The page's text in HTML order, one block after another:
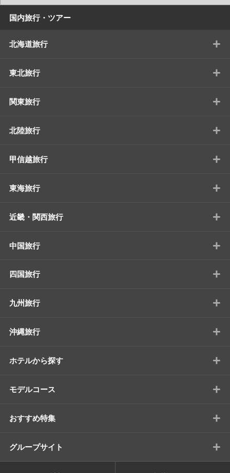
国内旅行・ツアー
北海道旅行 +
東北旅行 +
関東旅行 +
北陸旅行 +
甲信越旅行 +
東海旅行 +
近畿・関西旅行 +
中国旅行 +
四国旅行 +
九州旅行 +
沖縄旅行 +
ホテルから探す +
モデルコース +
おすすめ特集 +
グループサイト +